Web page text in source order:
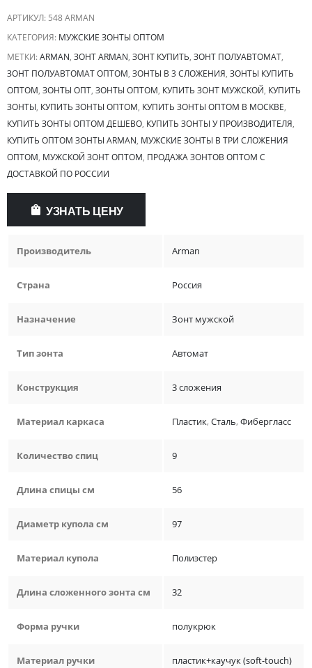
АРТИКУЛ: 548 ARMAN
КАТЕГОРИЯ: МУЖСКИЕ ЗОНТЫ ОПТОМ
МЕТКИ:ARMAN, ЗОНТ ARMAN, ЗОНТ КУПИТЬ, ЗОНТ ПОЛУАВТОМАТ,
ЗОНТ ПОЛУАВТОМАТ ОПТОМ, ЗОНТЫ В 3 СЛОЖЕНИЯ, ЗОНТЫ КУПИТЬ
ОПТОМ, ЗОНТЫ ОПТ, ЗОНТЫ ОПТОМ, КУПИТЬ ЗОНТ МУЖСКОЙ, КУПИТЬ
ЗОНТЫ, КУПИТЬ ЗОНТЫ ОПТОМ, КУПИТЬ ЗОНТЫ ОПТОМ В МОСКВЕ,
КУПИТЬ ЗОНТЫ ОПТОМ ДЕШЕВО, КУПИТЬ ЗОНТЫ У ПРОИЗВОДИТЕЛЯ,
КУПИТЬ ОПТОМ ЗОНТЫ ARMAN, МУЖСКИЕ ЗОНТЫ В ТРИ СЛОЖЕНИЯ
ОПТОМ, МУЖСКОЙ ЗОНТ ОПТОМ, ПРОДАЖА ЗОНТОВ ОПТОМ С
ДОСТАВКОЙ ПО РОССИИ
УЗНАТЬ ЦЕНУ
Производитель Arman
Страна Россия
Назначение Зонт мужской
Тип зонта Автомат
Конструкция 3 сложения
Материал каркаса Пластик,Сталь,Фибергласс
Количество спиц 9
Длина спицы см 56
Диаметр купола см 97
Материал купола Полиэстер
Длина сложенного зонта см 32
Форма ручки полукрюк
Материал ручки пластик+каучук (soft-touch)